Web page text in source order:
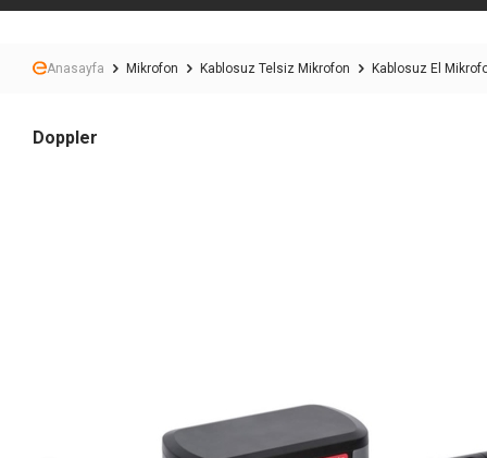
Anasayfa Mikrofon Kablosuz Telsiz Mikrofon Kablosuz El
Doppler